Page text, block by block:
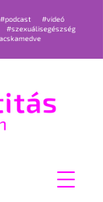
#podcast
#videó
#szexuálisegészség